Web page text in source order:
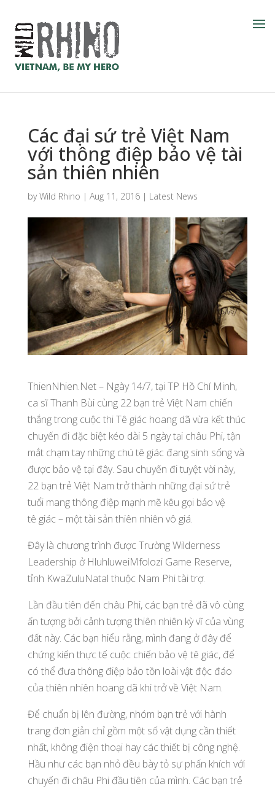
Các đại sứ trẻ Việt Nam
với thông điệp bảo vệ tài
sản thiên nhiên
byWild Rhino | Aug 11, 2016| Latest News
ThienNhien.Net – Ngày 14/7, tại TP Hồ Chí Minh,
ca sĩ Thanh Bùi cùng 22 bạn trẻ Việt Nam chiến
thắng trong cuộc thi Tê giác hoang dã vừa kết thúc
chuyến đi đặc biệt kéo dài 5 ngày tại châu Phi, tận
mắt chạm tay những chú tê giác đang sinh sống và
được bảo vệ tại đây. Sau chuyến đi tuyệt vời này,
22 bạn trẻ Việt Nam trở thành những đại sứ trẻ
tuổi mang thông điệp mạnh mẽ kêu gọi bảo vệ
tê giác – một tài sản thiên nhiên vô giá.
Đây là chương trình được Trường Wilderness
Leadership ở HluhluweiMfolozi Game Reserve,
tỉnh KwaZuluNatal thuộc Nam Phi tài trợ.
Lần đầu tiên đến châu Phi, các bạn trẻ đã vô cùng
ấn tượng bởi cảnh tượng thiên nhiên kỳ vĩ của vùng
đất này. Các bạn hiểu rằng, mình đang ở đây để
chứng kiến thực tế cuộc chiến bảo vệ tê giác, để
có thể đưa thông điệp bảo tồn loài vật độc đáo
của thiên nhiên hoang dã khi trở về Việt Nam.
Để chuẩn bị lên đường, nhóm bạn trẻ với hành
trang đơn giản chỉ gồm một số vật dụng cần thiết
nhất, không điện thoại hay các thiết bị công nghệ.
Hầu như các bạn nhỏ đều bày tỏ sự phấn khích với
chuyến đi châu Phi đầu tiên của mình. Các bạn trẻ